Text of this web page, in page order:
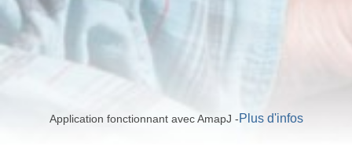
Application fonctionnant avec AmapJ -Plus d'infos